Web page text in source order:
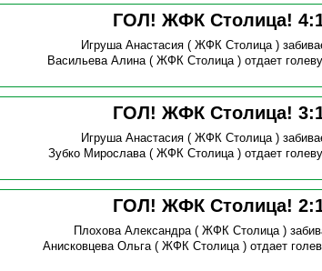
ГОЛ! ЖФК Столица!4:
Игруша Анастасия( ЖФК Столица )
Васильева Алина( ЖФК Столица )отдает
ГОЛ! ЖФК Столица!3:
Игруша Анастасия( ЖФК Столица )
Зубко Мирослава( ЖФК Столица ) отдает
ГОЛ! ЖФК Столица!2:
Плохова Александра( ЖФК Столица )
Анисковцева Ольга( ЖФК Столица ) отдает